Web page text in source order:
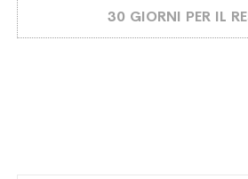
30 GIORNI PER IL